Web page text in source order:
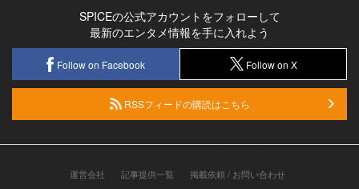
SPICEの公式アカウントをフォローして
最新のエンタメ情報を手に入れよう
Follow on Facebook Follow on X
RSSフィードの購読はこちら
運営会社 記事提供一覧 掲載依頼 / お問い合わせ